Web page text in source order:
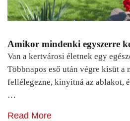
Amikor mindenki egyszerre
Van a kertvárosi életnek egy
Többnapos eső után végre kisüt a
fellélegezne, kinyitná az ablakot,
…
Read More